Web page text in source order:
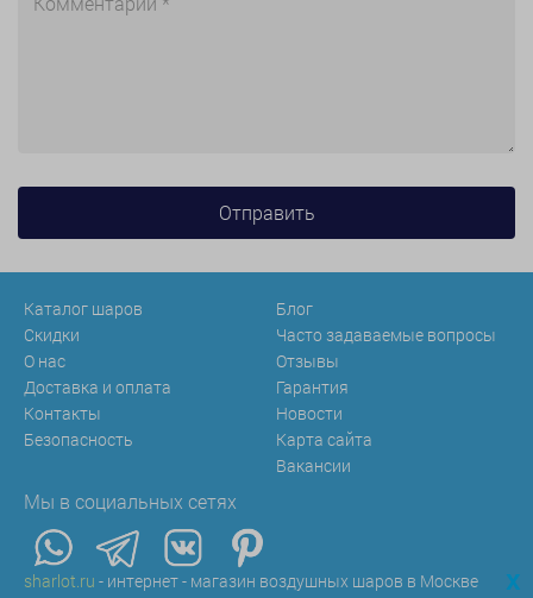
Каталог шаров
Скидки
О нас
Доставка и оплата
Контакты
Безопасность
Блог
Часто задаваемые вопросы
Отзывы
Гарантия
Новости
Карта сайта
Вакансии
Мы в социальных сетях
sharlot.ru - интернет - магазин воздушных шаров в Москве
x